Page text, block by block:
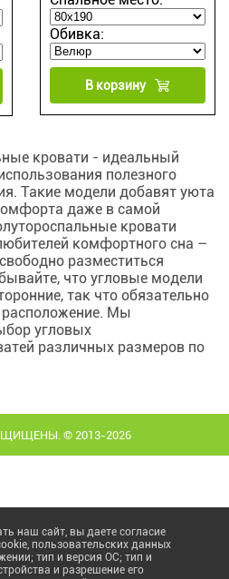
Обивка:
В корзину
кровати - идеальный
полезного
Такие модели добавят уюта
даже в самой
кровати
комфортного сна –
разместиться
что угловые модели
так что обязательно
Мы
угловых
различных размеров по
© 2013-2026
наш сайт, вы даете согласие
пользовательских данных
тип и версия ОС; тип и
и разрешение его